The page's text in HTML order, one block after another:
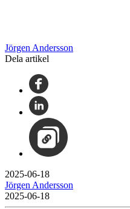
Jörgen Andersson
Dela artikel
2025-06-18
Jörgen Andersson
2025-06-18